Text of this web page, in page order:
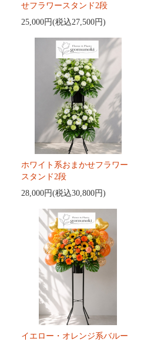
せフラワースタンド2段
25,000円(税込27,500円)
ホワイト系おまかせフラワー
スタンド2段
28,000円(税込30,800円)
イエロー・オレンジ系バルー